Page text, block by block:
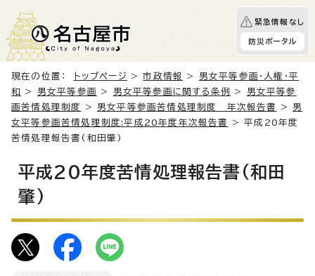
緊急情報なし
防災ポータル
現在の位置： トップページ >市政情報 > 男女平等参画・人権・平
和
> 男女平等参画 > 男女平等参画に関する条例 > 男女平等参
画苦情処理制度
>男女平等参画苦情処理制度 年次報告書 >男
女平等参画苦情処理制度:平成20年度年次報告書
> 平成20年度
苦情処理報告書(和田肇)
平成20年度苦情処理報告書(和田
肇)